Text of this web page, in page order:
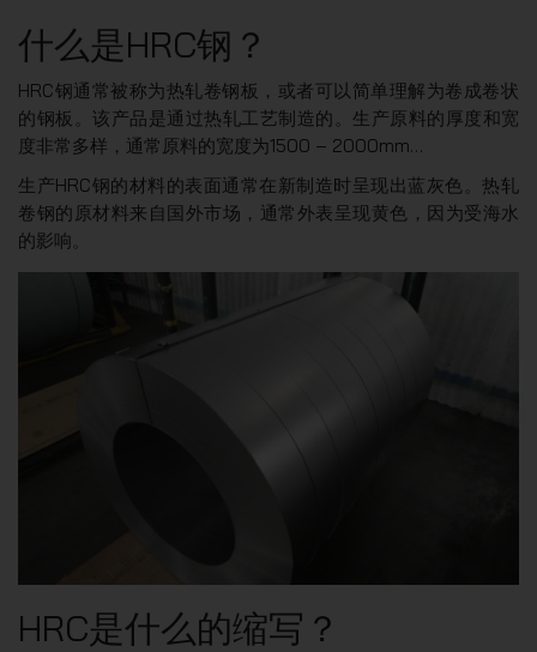
什么是HRC钢？
HRC钢通常被称为热轧卷钢板，或者可以简单理解为卷成卷状
的钢板。该产品是通过热轧工艺制造的。生产原料的厚度和宽
度非常多样，通常原料的宽度为1500 – 2000mm…
生产HRC钢的材料的表面通常在新制造时呈现出蓝灰色。热轧
卷钢的原材料来自国外市场，通常外表呈现黄色，因为受海水
的影响。
HRC是什么的缩写？